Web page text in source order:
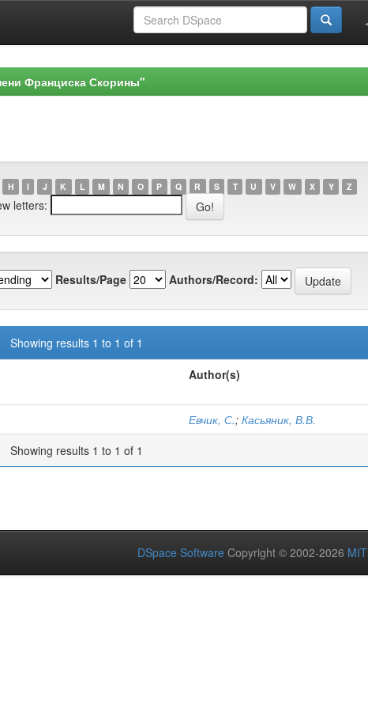
Франциска Скорины"
H I J K L M N O P Q R S T U V W X Y Z
letters:
Results/Page Authors/Record:
Showing results 1 to 1 of 1
Author(s)
Евчик, С.; Касьяник, В.В.
Showing results 1 to 1 of 1
DSpace Software Copyright © 2002-2026 MIT